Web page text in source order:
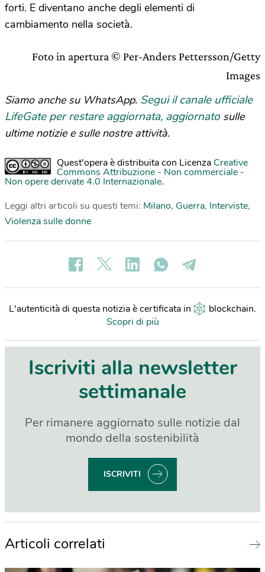
forti. E diventano anche degli elementi di
cambiamento nella società.
Foto in apertura © Per-Anders Pettersson/Getty
Images
Siamo anche su WhatsApp. Segui il canale ufficiale
LifeGate per restare aggiornata, aggiornato sulle
ultime notizie e sulle nostre attività.
Quest'opera è distribuita con Licenza Creative
Commons Attribuzione - Non commerciale -
Non opere derivate 4.0 Internazionale.
Leggi altri articoli su questi temi: Milano, Guerra, Interviste,
Violenza sulle donne
L'autenticità di questa notizia è certificata in blockchain.
Scopri di più
Iscriviti alla newsletter
settimanale
Per rimanere aggiornato sulle notizie dal
mondo della sostenibilità
ISCRIVITI
Articoli correlati